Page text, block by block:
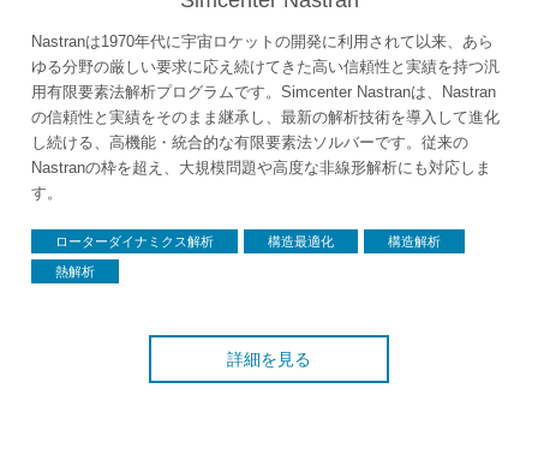
Nastranは1970年代に宇宙ロケットの開発に利用されて以来、あら
ゆる分野の厳しい要求に応え続けてきた高い信頼性と実績を持つ汎
用有限要素法解析プログラムです。Simcenter Nastranは、Nastran
の信頼性と実績をそのまま継承し、最新の解析技術を導入して進化
し続ける、高機能・統合的な有限要素法ソルバーです。従来の
Nastranの枠を超え、大規模問題や高度な非線形解析にも対応しま
す。
ローターダイナミクス解析 構造最適化 構造解析
熱解析
詳細を見る